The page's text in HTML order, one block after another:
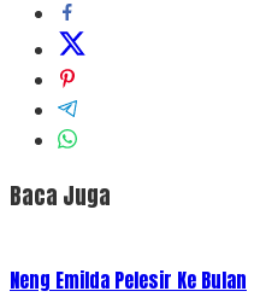
Baca Juga
Neng Emilda Pelesir Ke Bulan